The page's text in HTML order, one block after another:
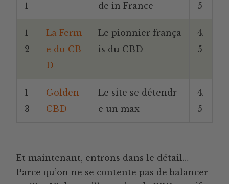
1
de in France
5
1
2
La Ferm
e du CB
D
Le pionnier frança
is du CBD
4.
5
1
3
Golden
CBD
Le site se détendr
e un max
4.
5
Et maintenant, entrons dans le détail…
Parce qu’on ne se contente pas de balancer